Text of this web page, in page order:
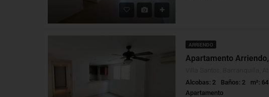
ARRIENDO
Alcobas: 2
Baños: 2
m²: 64
Apartamento